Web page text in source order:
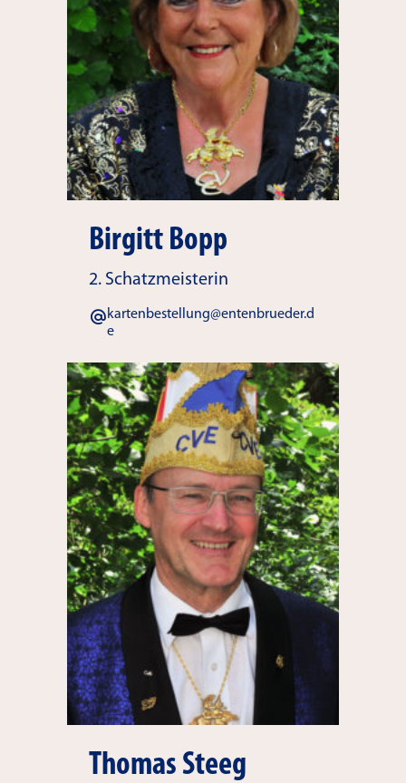
Birgitt Bopp
2. Schatzmeisterin
kartenbestellung@entenbrueder.d
e
Thomas Steeg